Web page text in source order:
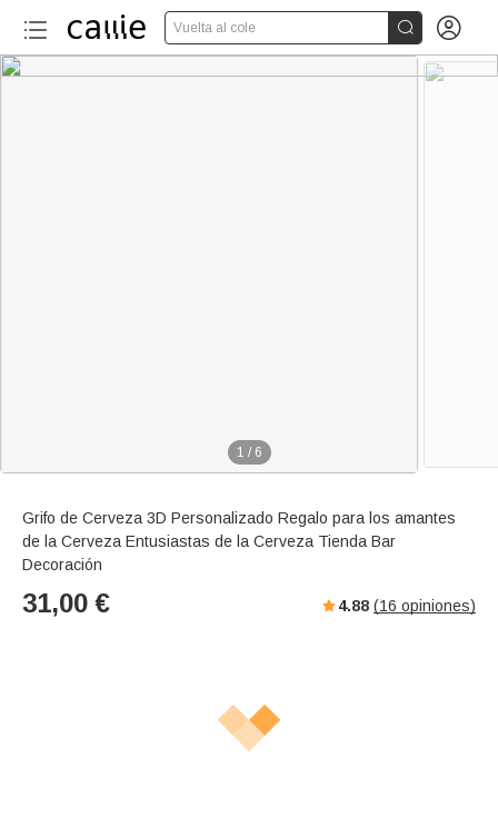
Vuelta al cole  
1 / 6
Grifo de Cerveza 3D Personalizado Regalo para los amantes
de la Cerveza Entusiastas de la Cerveza Tienda Bar
Decoración
31,00 € 4.88 (16 opiniones)